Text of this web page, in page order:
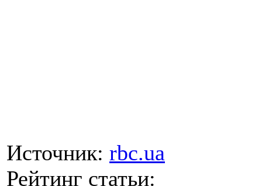
Источник: rbc.ua
Рейтинг статьи: